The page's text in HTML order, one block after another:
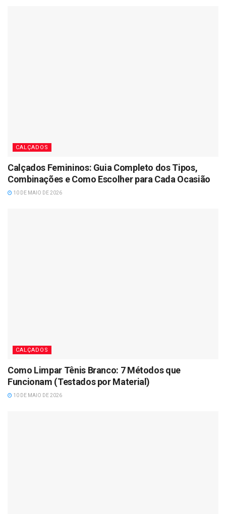
CALÇADOS
Calçados Femininos: Guia Completo dos Tipos,
Combinações e Como Escolher para Cada Ocasião
10 DE MAIO DE 2026
CALÇADOS
Como Limpar Tênis Branco: 7 Métodos que
Funcionam (Testados por Material)
10 DE MAIO DE 2026